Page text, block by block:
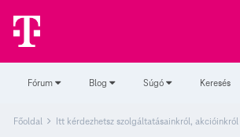
Fórum Blog Súgó Keresés
Főoldal Itt kérdezhetsz szolgáltatásainkról, akcióinkról